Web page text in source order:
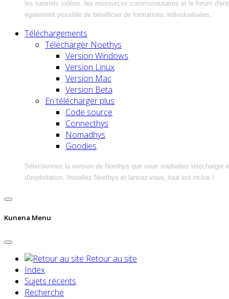
les tutoriels vidéos, les ressources communautaires et le forum
également possible de bénéficier de formations individualisées.
Téléchargements
Télécharger Noethys
Version Windows
Version Linux
Version Mac
Version Beta
En télécharger plus
Code source
Connecthys
Nomadhys
Goodies
Sélectionnez la version de Noethys que vous souhaitez télécharger
d'exploitation. Installez Noethys et lancez-vous, tout est inclus !
Kunena Menu
Retour au site
Index
Sujets récents
Recherche